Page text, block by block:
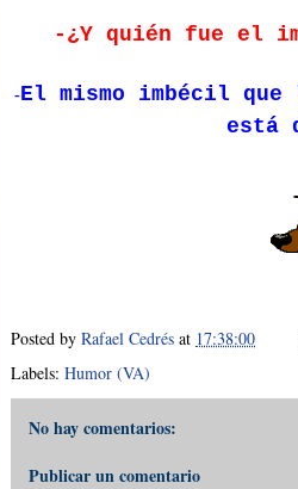
-¿Y quién fue el
-El mismo imbécil que
está
Posted by Rafael Cedrés at 17:38:00
Labels: Humor (VA)
No hay comentarios:
Publicar un comentario